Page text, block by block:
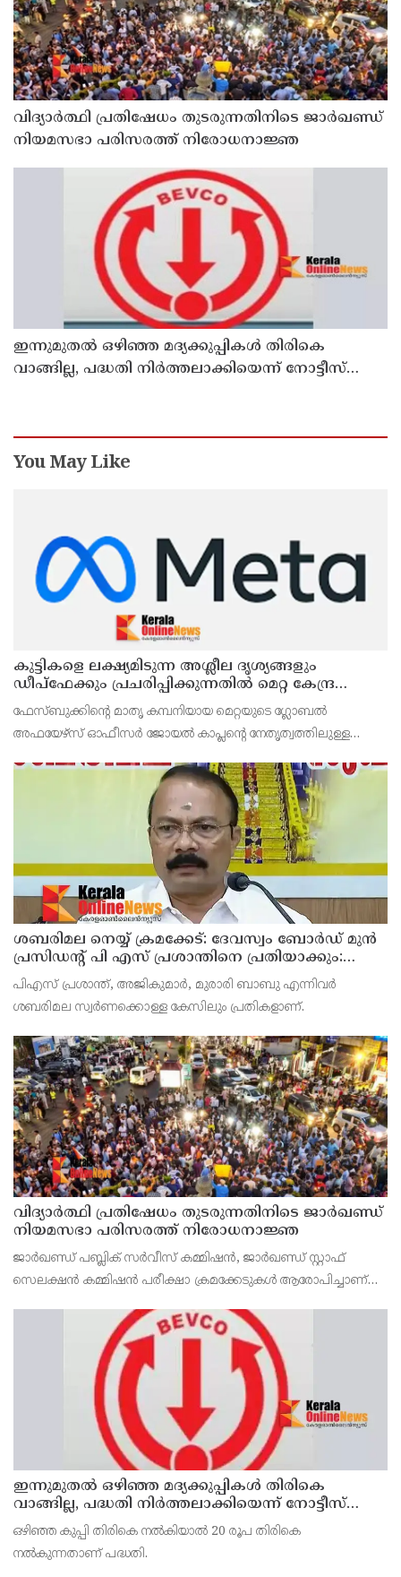
വിദ്യാര്‍ത്ഥി പ്രതിഷേധം തുടരുന്നതിനിടെ ജാര്‍ഖണ്ഡ്
നിയമസഭാ പരിസരത്ത് നിരോധനാജ്ഞ
ഇന്നുമുതല്‍ ഒഴിഞ്ഞ മദ്യക്കുപ്പികള്‍ തിരികെ
വാങ്ങില്ല, പദ്ധതി നിര്‍ത്തലാക്കിയെന്ന് നോട്ടീസ്
You May Like
കുട്ടികളെ ലക്ഷ്യമിടുന്ന അശ്ലീല ദൃശ്യങ്ങളും
ഡീപ്ഫേക്കും പ്രചരിപ്പിക്കുന്നതില്‍ മെറ്റ കേന്ദ്രത്തോട്
മാപ്പ് പറഞ്ഞു
ഫേസ്ബുക്കിന്റെ മാതൃ കമ്പനിയായ മെറ്റയുടെ ഗ്ലോബല്‍
അഫയേഴ്‌സ് ഓഫീസര്‍ ജോയല്‍ കാപ്ലന്റെ നേതൃത്വത്തിലുള്ള
കൂടിക്കാഴ്ചയില്‍ ശക്തമായ മുന്നറിയിപ്പാണ് നല്‍കിയ
ശബരിമല നെയ്യ് ക്രമക്കേട്: ദേവസ്വം ബോര്‍ഡ് മുന്‍
പ്രസിഡന്റ് പി എസ് പ്രശാന്തിനെ പ്രതിയാക്കും:
ദേവസ്വം വിജിലന്‍സ്
പിഎസ് പ്രശാന്ത്, അജികുമാര്‍, മുരാരി ബാബു എന്നിവര്‍
ശബരിമല സ്വര്‍ണക്കൊള്ള കേസിലും പ്രതികളാണ്.
വിദ്യാര്‍ത്ഥി പ്രതിഷേധം തുടരുന്നതിനിടെ ജാര്‍ഖണ്ഡ്
നിയമസഭാ പരിസരത്ത് നിരോധനാജ്ഞ
ജാര്‍ഖണ്ഡ് പബ്ലിക് സര്‍വീസ് കമ്മിഷന്‍, ജാര്‍ഖണ്ഡ് സ്റ്റാഫ്
സെലക്ഷന്‍ കമ്മിഷന്‍ പരീക്ഷാ ക്രമക്കേടുകള്‍ ആരോപിച്ചാണ്
ഇന്നുമുതല്‍ ഒഴിഞ്ഞ മദ്യക്കുപ്പികള്‍ തിരികെ
വാങ്ങില്ല, പദ്ധതി നിര്‍ത്തലാക്കിയെന്ന് നോട്ടീസ്
പ്രദര്‍ശിപ്പിക്കും
ഒഴിഞ്ഞ കുപ്പി തിരികെ നല്‍കിയാല്‍ 20 രൂപ തിരികെ
നല്‍കുന്നതാണ് പദ്ധതി.